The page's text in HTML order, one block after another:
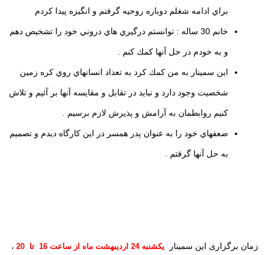
براي ادامه شغلم دوباره روحيه گرفتم و انگيزه پيدا كردم
خانم 30 ساله : توانستم درگيري هاي دروني خود را تشخيص دهم
و به خودم در حل آنها كمك كنم .
اين سمینار به من كمك كرد به تعداد انسانهاي روي كره زمين
شخصيت وجود دارد و نبايد در تقابل و مقايسه آنها بر آئيم و تلاش
كنيم روابطمان به آرامش و پذيرش لازم برسيم .
ضعفهاي خود را به عنوان پدر همسر در اين كارگاه ديدم و تصميم
به حل آنها گرفتم .
زمان برگزاری این سمینار یکشنبه 24 اردیبهشت ماه از ساعت 16 تا 20 ،